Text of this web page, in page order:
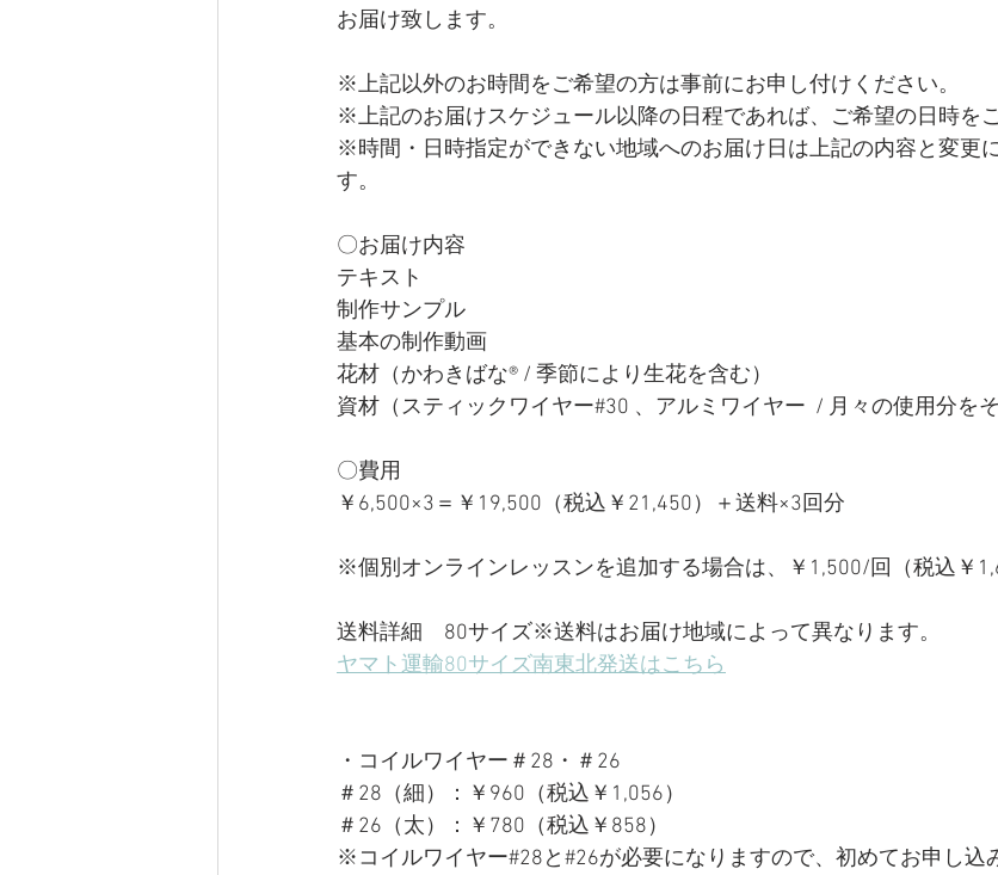
お届け致します。
※上記以外のお時間をご希望の方は事前にお申し付けください。
※上記のお届けスケジュール以降の日程であれば、ご希望の日時を
※時間・日時指定ができない地域へのお届け日は上記の内容と変更
す。
〇お届け内容
テキスト
制作サンプル
基本の制作動画
花材（かわきばな®︎ / 季節により生花を含む）
資材（スティックワイヤー#30 、アルミワイヤー  / 月々の使用分をそ
〇費用
￥6,500×3＝￥19,500（税込￥21,450）＋送料×3回分
※個別オンラインレッスン​を追加する場合は、￥1,500/回（税込￥
送料詳細　80サイズ※送料はお届け地域によって異なります。
ヤマト運輸80サイズ南東北発送はこちら
・コイルワイヤー＃28・＃26
＃28（細）：￥960（税込￥1,056）
＃26（太）：￥780（税込￥858）
※コイルワイヤー#28と#26が必要になりますので、初めてお申し込